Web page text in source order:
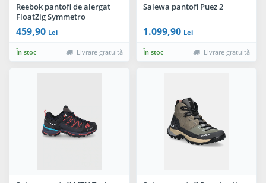
Reebok pantofi de alergat
FloatZig Symmetro
459,90 Lei
În stoc Livrare gratuită
Salewa pantofi Puez 2
1.099,90 Lei
În stoc Livrare gratuită